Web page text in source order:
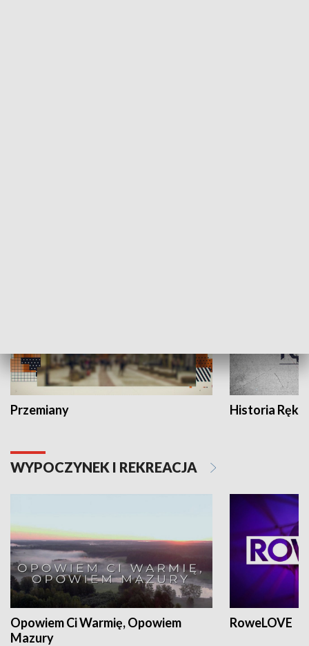
Przemiany Historia Ręką
WYPOCZYNEK I REKREACJA
Opowiem Ci Warmię, Opowiem
Mazury
RoweLOVE